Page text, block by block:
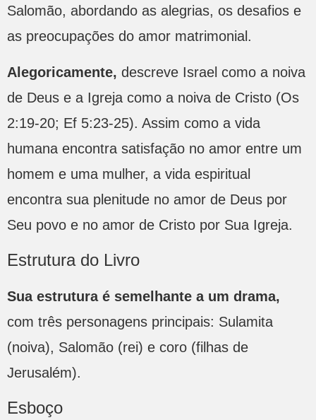
Salomão, abordando as alegrias, os desafios e
as preocupações do amor matrimonial.
Alegoricamente, descreve Israel como a noiva
de Deus e a Igreja como a noiva de Cristo (Os
2:19-20; Ef 5:23-25). Assim como a vida
humana encontra satisfação no amor entre um
homem e uma mulher, a vida espiritual
encontra sua plenitude no amor de Deus por
Seu povo e no amor de Cristo por Sua Igreja.
Estrutura do Livro
Sua estrutura é semelhante a um drama,
com três personagens principais: Sulamita
(noiva), Salomão (rei) e coro (filhas de
Jerusalém).
Esboço